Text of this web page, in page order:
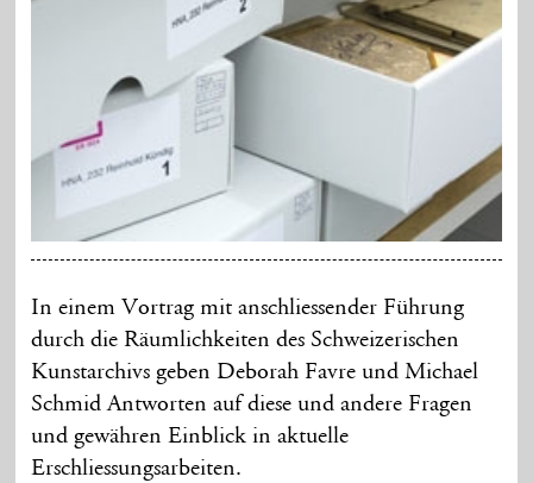
In einem Vortrag mit anschliessender Führung
durch die Räumlichkeiten des Schweizerischen
Kunstarchivs geben Deborah Favre und Michael
Schmid Antworten auf diese und andere Fragen
und gewähren Einblick in aktuelle
Erschliessungsarbeiten.